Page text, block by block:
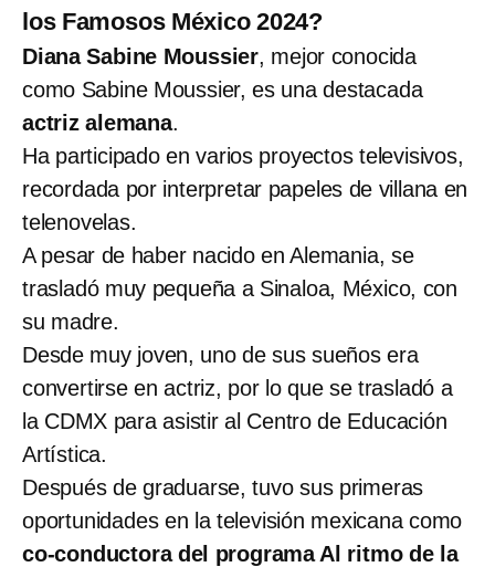
los Famosos México 2024?
Diana Sabine Moussier, mejor conocida
como Sabine Moussier, es una destacada
actriz alemana.
Ha participado en varios proyectos televisivos,
recordada por interpretar papeles de villana en
telenovelas.
A pesar de haber nacido en Alemania, se
trasladó muy pequeña a Sinaloa, México, con
su madre.
Desde muy joven, uno de sus sueños era
convertirse en actriz, por lo que se trasladó a
la CDMX para asistir al Centro de Educación
Artística.
Después de graduarse, tuvo sus primeras
oportunidades en la televisión mexicana como
co-conductora del programa Al ritmo de la